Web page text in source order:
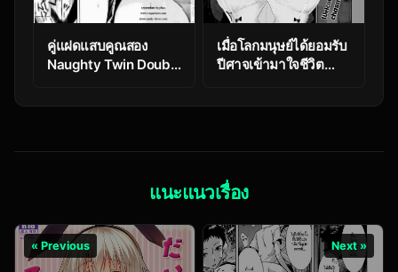
คู่แฝดแสบคูณสอง
Naughty Twin Double
เมื่อโลกมนุษย์ได้ยอมรับ
ปีศาจเข้ามาใจชีวิต
แนะแนวเรื่อง
« Previous Next »